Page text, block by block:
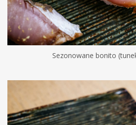
Sezonowane bonito